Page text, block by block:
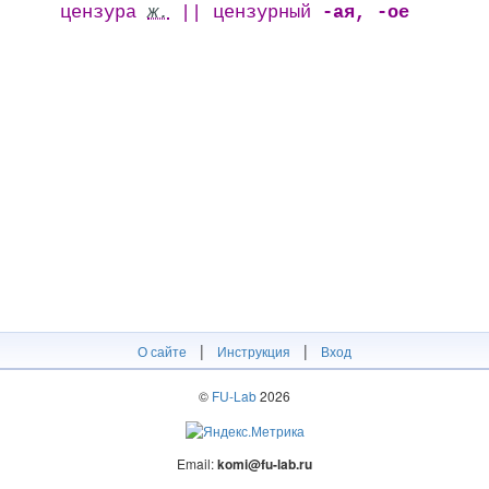
цензураж. || цензурный -ая, -ое
О сайте | Инструкция | Вход
© FU-Lab2026
Email:komi@fu-lab.ru